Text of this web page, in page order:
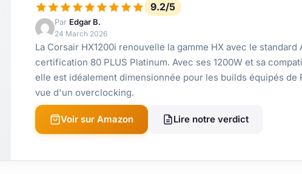
9.2/5
Par Edgar B.
24 March 2026
La Corsair HX1200i renouvelle la gamme HX avec le standard
certification 80 PLUS Platinum. Avec ses 1200W et sa
elle est idéalement dimensionnée pour les builds équipés de
vue d'un overclocking.
Voir sur Amazon Lire notre verdict